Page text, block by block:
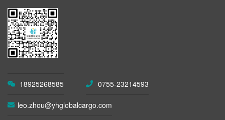
18925268585 0755-23214593
leo.zhou@yhglobalcargo.com